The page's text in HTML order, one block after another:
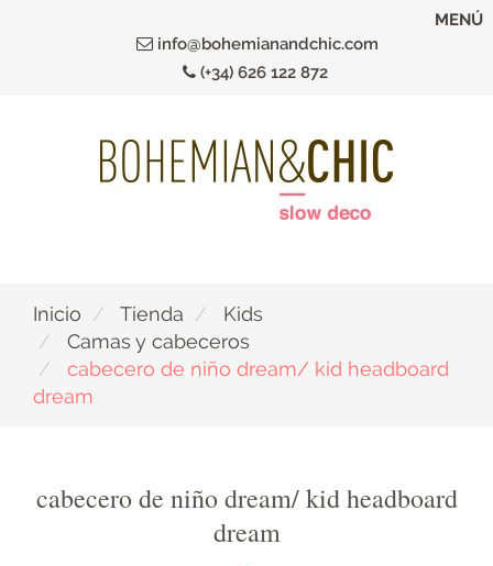
info@bohemianandchic.com
(+34) 626 122 872
MENÚ
Inicio Tienda
Kids
Camas y cabeceros
cabecero de niño dream/ kid headboard
dream
cabecero de niño dream/ kid headboard
dream